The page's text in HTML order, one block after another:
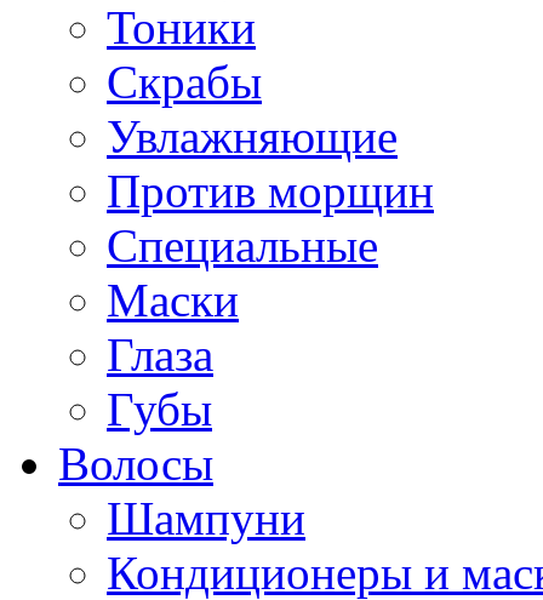
Тоники
Скрабы
Увлажняющие
Против морщин
Специальные
Маски
Глаза
Губы
Волосы
Шампуни
Кондиционеры и